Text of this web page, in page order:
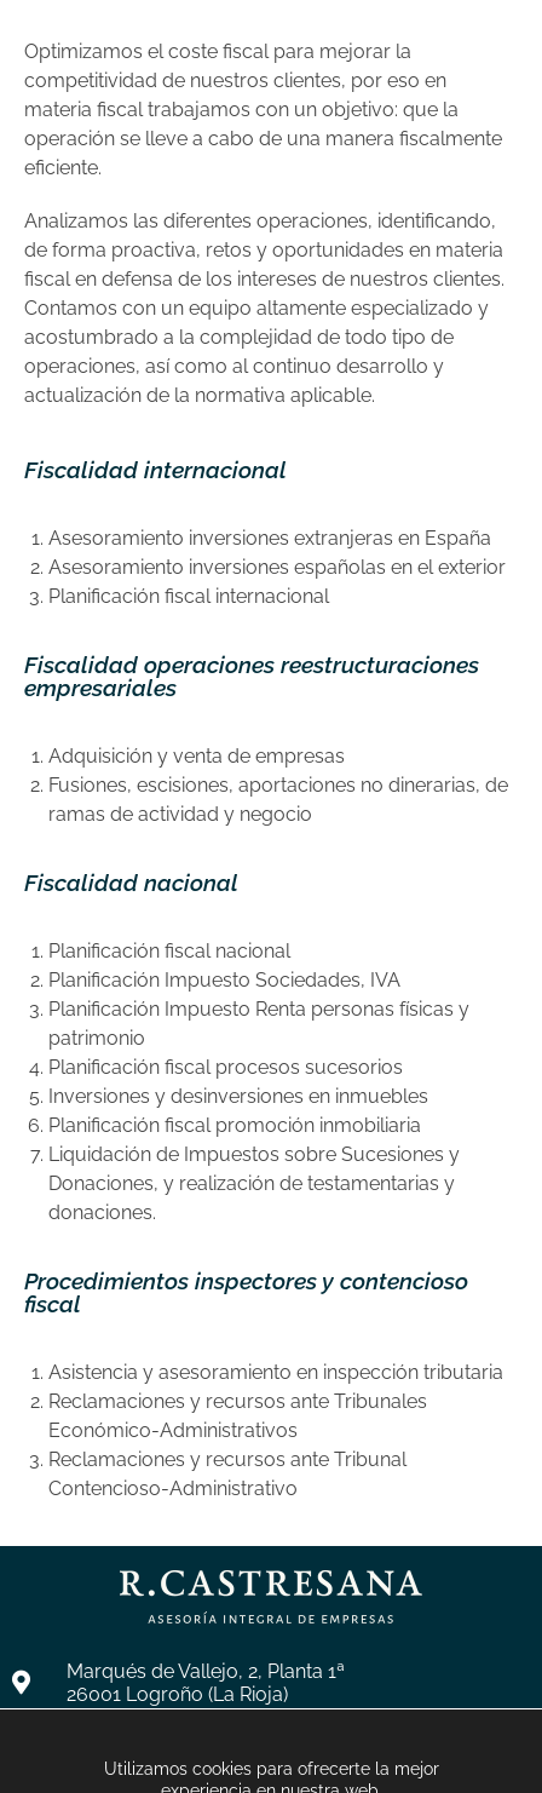
Optimizamos el coste fiscal para mejorar la
competitividad de nuestros clientes, por eso en
materia fiscal trabajamos con un objetivo: que la
operación se lleve a cabo de una manera fiscalmente
eficiente.
Analizamos las diferentes operaciones, identificando,
de forma proactiva, retos y oportunidades en materia
fiscal en defensa de los intereses de nuestros clientes.
Contamos con un equipo altamente especializado y
acostumbrado a la complejidad de todo tipo de
operaciones, así como al continuo desarrollo y
actualización de la normativa aplicable.
Fiscalidad internacional
Asesoramiento inversiones extranjeras en España
Asesoramiento inversiones españolas en el exterior
Planificación fiscal internacional
Fiscalidad operaciones reestructuraciones
empresariales
Adquisición y venta de empresas
Fusiones, escisiones, aportaciones no dinerarias, de
ramas de actividad y negocio
Fiscalidad nacional
Planificación fiscal nacional
Planificación Impuesto Sociedades, IVA
Planificación Impuesto Renta personas físicas y
patrimonio
Planificación fiscal procesos sucesorios
Inversiones y desinversiones en inmuebles
Planificación fiscal promoción inmobiliaria
Liquidación de Impuestos sobre Sucesiones y
Donaciones, y realización de testamentarias y
donaciones.
Procedimientos inspectores y contencioso
fiscal
Asistencia y asesoramiento en inspección tributaria
Reclamaciones y recursos ante Tribunales
Económico-Administrativos
Reclamaciones y recursos ante Tribunal
Contencioso-Administrativo
Marqués de Vallejo, 2, Planta 1ª
26001 Logroño (La Rioja)
941 24 06 60
Utilizamos cookies para ofrecerte la mejor